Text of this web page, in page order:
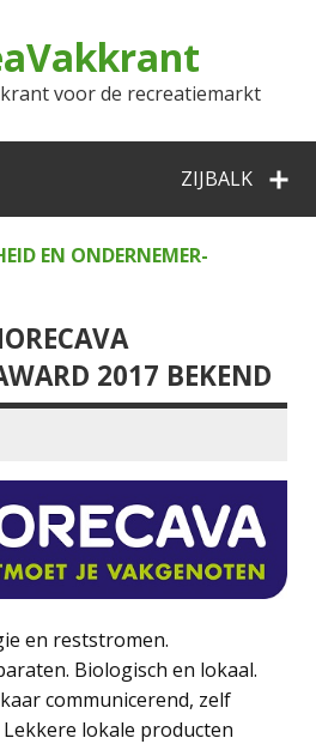
voor de recreatiemarkt
ZIJBALK
EN ONDERNEMER-
2017 BEKEND
en reststromen.
Biologisch en lokaal.
communicerend, zelf
lokale producten